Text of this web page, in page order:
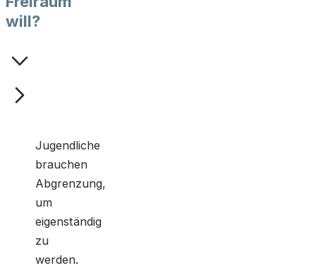
will?
Jugendliche
brauchen
Abgrenzung,
um
eigenständig
zu
werden.